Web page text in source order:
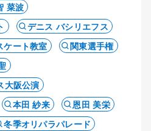
菜波
デニス バシリエフス
ケート教室
関東選手権
大阪公演
本田 紗来
恩田 美栄
冬季オリパラパレード